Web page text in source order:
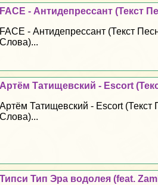
FACE - Антидепрессант (Текст
FACE - Антидепрессант (Текст
Слова)...
Артём Татищевский - Escort
Артём Татищевский - Escort (Текст
Слова)...
Типси Тип Эра водолея (feat.